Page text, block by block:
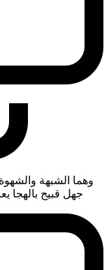
وهما الشبهة
جهل قبيح بالهجا